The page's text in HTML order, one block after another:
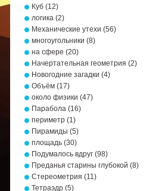
Куб (12)
логика (2)
Механические утехи (56)
многоугольники (8)
на сфере (20)
Начертательная геометрия (2)
Новогодние загадки (4)
Объём (17)
около физики (47)
Парабола (16)
периметр (1)
Пирамиды (5)
площадь (30)
Подумалось вдруг (98)
Преданья старины глубокой (8)
Стереометрия (11)
Тетраэдр (5)